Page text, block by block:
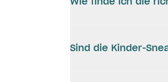
Sind die Kinder-